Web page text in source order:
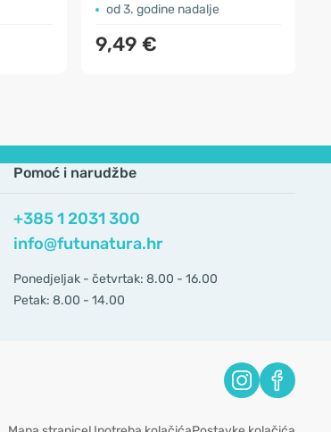
od 3. godine nadalje
9,49 €
Pomoć i narudžbe
+385 1 2031 300
info@futunatura.hr
Ponedjeljak - četvrtak: 8.00 - 16.00
Petak: 8.00 - 14.00